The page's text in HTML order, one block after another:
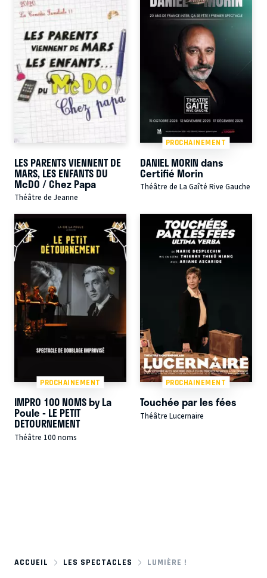
LES PARENTS VIENNENT DE
MARS, LES ENFANTS DU
McDO / Chez Papa
Théâtre de Jeanne
PROCHAINEMENT
DANIEL MORIN dans
Certifié Morin
Théâtre de La Gaîté Rive Gauche
PROCHAINEMENT
IMPRO 100 NOMS by La
Poule - LE PETIT
DETOURNEMENT
Théâtre 100 noms
PROCHAINEMENT
Touchée par les fées
Théâtre Lucernaire
ACCUEIL LES SPECTACLES LUMIÈRE !